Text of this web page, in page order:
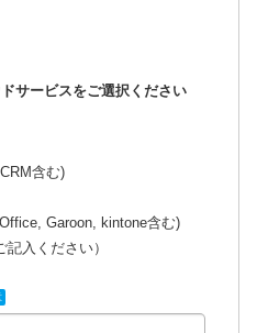
サービスをご選択ください
含む)
Garoon, kintone含む)
入ください）